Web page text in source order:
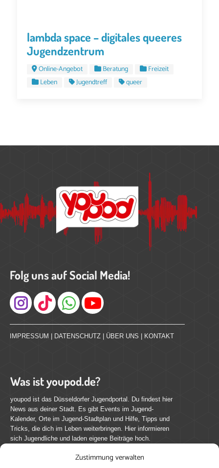
Zustimmung verwalten
lambda space – digitales queeres
Jugendzentrum
Online-Angebot Beratung
Freizeit
Leben
Jugendtreff queer
Folg uns auf Social Media!
Instagram
IMPRESSUM DATENSCHUTZ ÜBER UNS KONTAKT
Was ist youpod.de?
youpod ist das Düsseldorfer Jugendportal. Du findest hier
News aus deiner Stadt. Es gibt Events im Jugend-
Kalender, Orte im Jugend-Stadtplan und Hilfe, Tipps und
Tricks, die dich im Leben weiterbringen. Hier informieren
sich Jugendliche und laden eigene Beiträge hoch.